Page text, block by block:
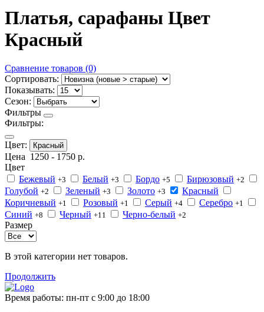
Платья, сарафаны Цвет
Красный
Сравнение товаров (0)
Сортировать:
Показывать:
Сезон:
Фильтры
Фильтры:
Цвет: Красный
Цена 1250 - 1750 р.
Цвет
Бежевый +3 Белый +3 Бордо +5 Бирюзовый +2
Голубой +2 Зеленый +3 Золото +3
Красный
Коричневый +1 Розовый +1 Серый +4 Серебро +1
Синий +8 Черный +11 Черно-белый +2
Размер
В этой категории нет товаров.
Продолжить
Время работы: пн-пт с 9:00 до 18:00